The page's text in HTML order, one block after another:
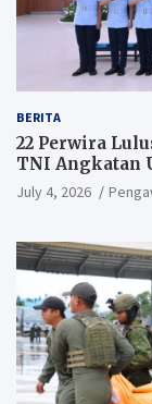
BERITA
22 Perwira
TNI Angkatan
July 4, 2026